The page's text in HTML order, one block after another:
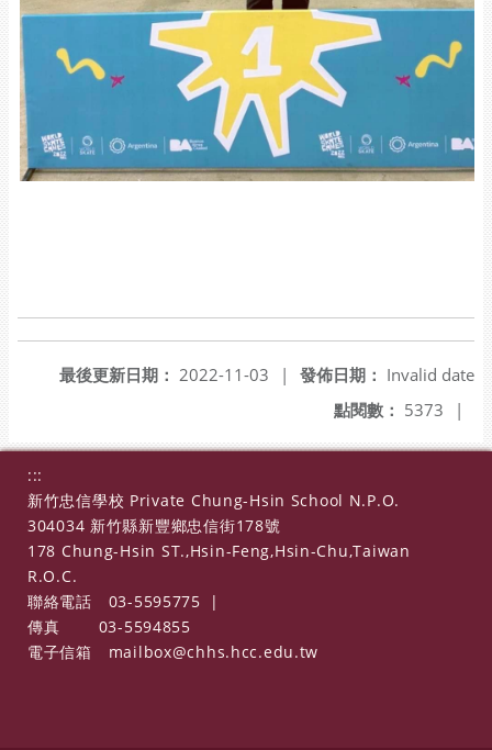
發佈日期： Invalid date
最後更新日期： 2022-11-03
|
點閱數： 5373 |
:::
新竹忠信學校 Private Chung-Hsin School N.P.O.
304034 新竹縣新豐鄉忠信街178號
178 Chung-Hsin ST.,Hsin-Feng,Hsin-Chu,Taiwan
R.O.C.
聯絡電話
03-5595775
|
傳真
03-5594855
電子信箱
mailbox@chhs.hcc.edu.tw